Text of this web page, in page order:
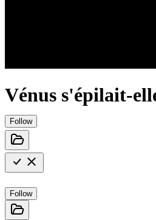
Vénus s'épilait-
Follow
Follow